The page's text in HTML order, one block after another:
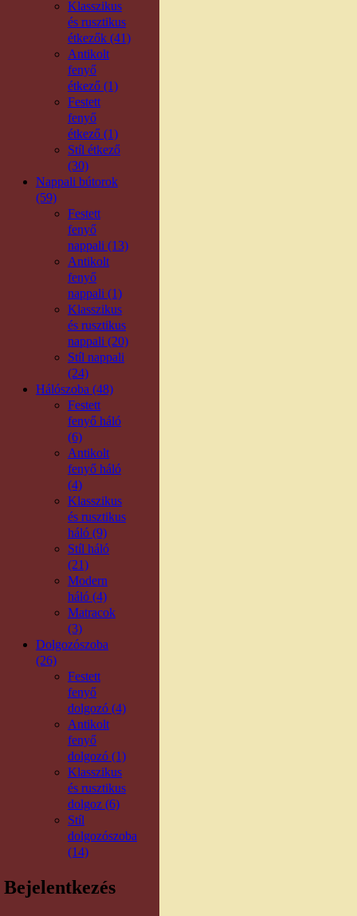
Klasszikus
és rusztikus
étkezők (41)
Antikolt
fenyő
étkező (1)
Festett
fenyő
étkező (1)
Stíl étkező
(30)
Nappali bútorok
(59)
Festett
fenyő
nappali (13)
Antikolt
fenyő
nappali (1)
Klasszikus
és rusztikus
nappali (20)
Stíl nappali
(24)
Hálószoba (48)
Festett
fenyő háló
(6)
Antikolt
fenyő háló
(4)
Klasszikus
és rusztikus
háló (9)
Stíl háló
(21)
Modern
háló (4)
Matracok
(3)
Dolgozószoba
(26)
Festett
fenyő
dolgozó (4)
Antikolt
fenyő
dolgozó (1)
Klasszikus
és rusztikus
dolgoz (6)
Stíl
dolgozószoba
(14)
Bejelentkezés